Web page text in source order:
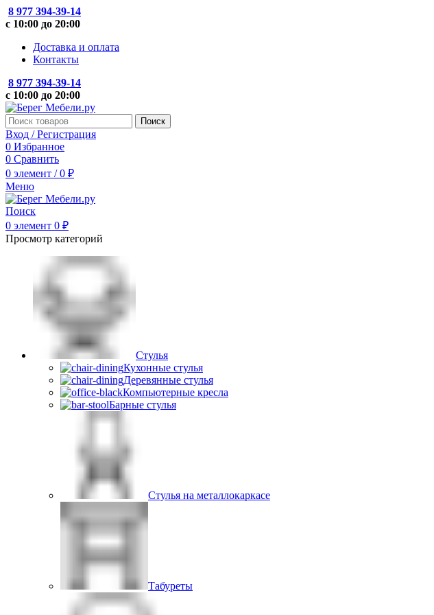
8 977 394-39-14
с 10:00 до 20:00
Доставка и оплата
Контакты
8 977 394-39-14
с 10:00 до 20:00
Поиск
Вход / Регистрация
0 Избранное
0 Сравнить
0 элемент / 0 ₽
Меню
Поиск
0 элемент 0 ₽
Просмотр категорий
Стулья
Кухонные стулья
Деревянные стулья
Компьютерные кресла
Барные стулья
Стулья на металлокаркасе
Табуреты